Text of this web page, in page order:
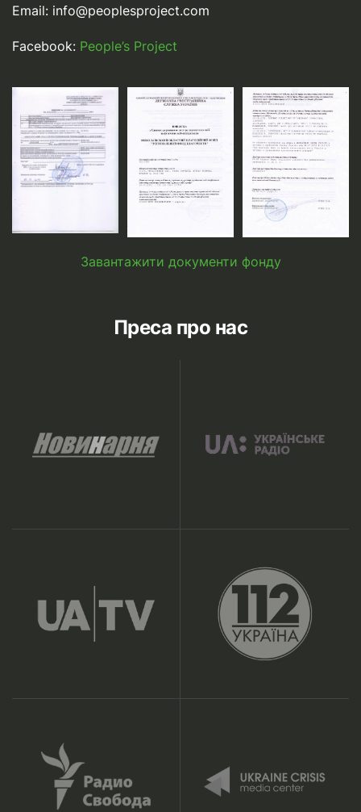
Email: info@peoplesproject.com
Facebook: People’s Project
Завантажити документи фонду
Преса про нас